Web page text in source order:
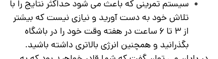
سیستم تمرینی که باعث می شود حداکثر نتایج را با
تلاش خود به دست آورید و نیازی نیست که بیشتر
از ۳ تا ۶ ساعت در هفته وقت خود را در باشگاه
بگذرانید و همچنین انرژی بالاتری داشته باشید.